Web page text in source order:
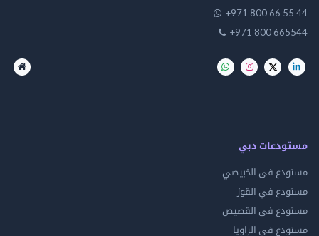
+971 800 66 55 44
+971 800 665544
مستودعات دبي
مستودع فى الخبيصي
مستودع في القوز
مستودع فى القصيص
مستودع فى الراويا